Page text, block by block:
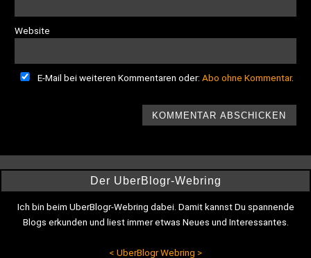
Website
E-Mail bei weiteren Kommentaren oder:Abo ohne Kommentar.
Der UberBlogr-Webring
Ich bin beim UberBlogr-Webring dabei. Damit kannst Du spannende
Blogs erkunden und liest immer etwas Neues und Interessantes.
< UberBlogr Webring >